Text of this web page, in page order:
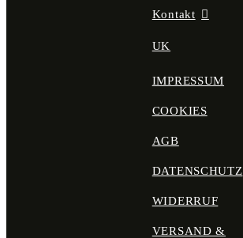
Kontakt
UK
IMPRESSUM
COOKIES
AGB
DATENSCHUTZ
WIDERRUF
VERSAND &